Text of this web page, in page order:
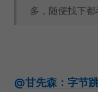
多，随便找下都
@甘先森：字节